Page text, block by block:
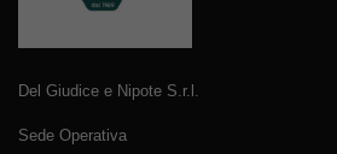
Del Giudice e Nipote S.r.l.
Sede Operativa